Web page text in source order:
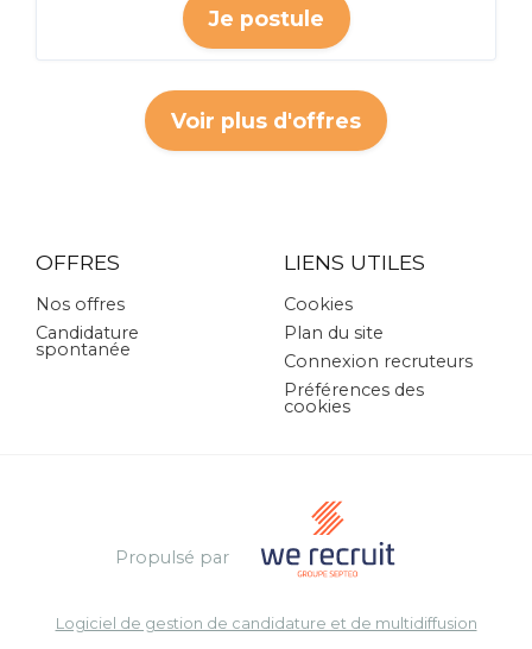
Je postule
Voir plus d'offres
OFFRES
Nos offres
Candidature
spontanée
LIENS UTILES
Cookies
Plan du site
Connexion recruteurs
Préférences des
cookies
Propulsé par
Logiciel de gestion de candidature et de multidiffusion